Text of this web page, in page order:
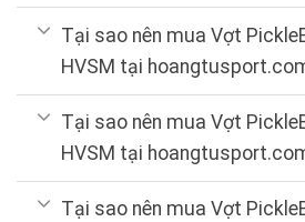
Tại sao nên mua Vợt
HVSM tại
Tại sao nên mua Vợt
HVSM tại
Tại sao nên mua Vợt